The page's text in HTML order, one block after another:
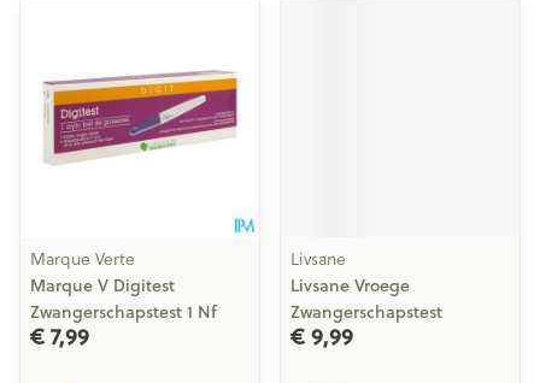
Marque Verte
Marque V Digitest
Zwangerschapstest 1 Nf
€ 7,99
Livsane
Livsane Vroege
Zwangerschapstest
€ 9,99